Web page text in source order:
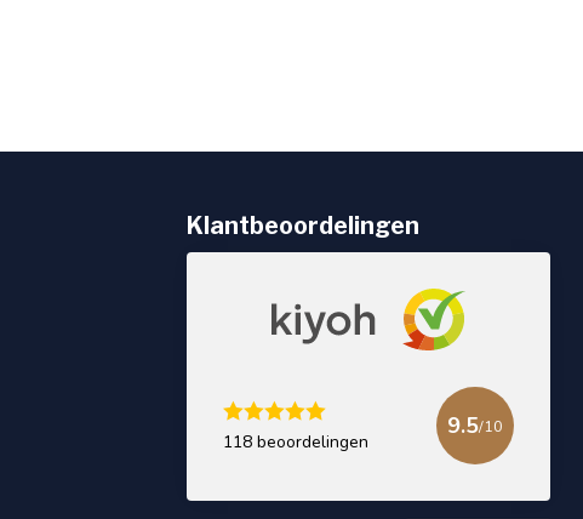
Klantbeoordelingen
118 beoordelingen
9.5/10